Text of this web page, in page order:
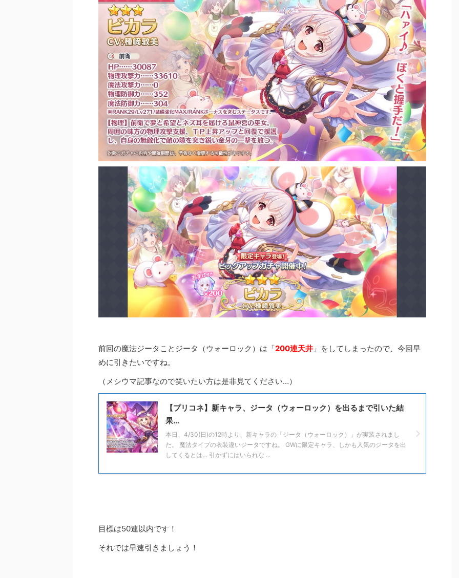
前回の魔法ジータことジータ（ウォーロック）は「200連天井 」をしてしまったので、今回早
めに引きたいですね。
（メシウマ記事なので笑いたい方は是非見てください…）
【プリコネ】新キャラ、ジータ（ウォーロック）を出るまで引いた結
果…
本日、4/30(日)の12時より、新キャラの「ジータ（ウォーロック）」が実装されまし
た。 魔法タイプの衣装違いジータですね。 GWに限定キャラ、しかも人気のジータを出
してくるとは… 引かずにはいられな ...
目標は50連以内です！
それでは早速引きましょう！